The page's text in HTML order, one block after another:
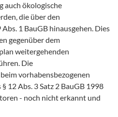
auch ökologische
die über den
1 BauGB hinausgehen. Dies
gegenüber dem
weitergehenden
Die
vorhabensbezogenen
12 Abs. 3 Satz 2 BauGB 1998
- noch nicht erkannt und